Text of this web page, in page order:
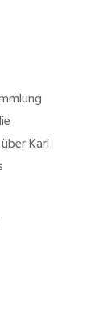
Karl